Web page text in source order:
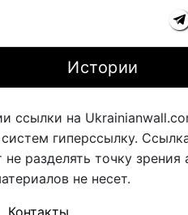
Истории
ссылки на
гиперссылку.
разделять точку зрения
не несет.
Контакты